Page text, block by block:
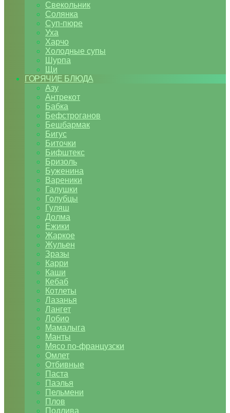
Свекольник
Солянка
Суп-пюре
Уха
Харчо
Холодные супы
Шурпа
Щи
ГОРЯЧИЕ БЛЮДА
Азу
Антрекот
Бабка
Бефстроганов
Бешбармак
Бигус
Биточки
Бифштекс
Бризоль
Буженина
Вареники
Галушки
Голубцы
Гуляш
Долма
Ежики
Жаркое
Жульен
Зразы
Карри
Каши
Кебаб
Котлеты
Лазанья
Лангет
Лобио
Мамалыга
Манты
Мясо по-французски
Омлет
Отбивные
Паста
Паэлья
Пельмени
Плов
Подлива